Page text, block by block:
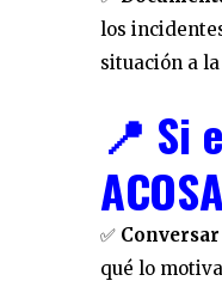
los
situación a
📍 Si
✅
qué lo